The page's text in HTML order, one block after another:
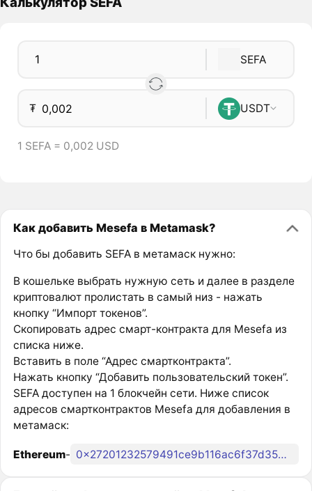
SEFA
₮ USDT
1 SEFA = 0,002 USD
Как добавить Mesefa в Metamask?
Что бы добавить SEFA в метамаск нужно:
В кошельке выбрать нужную сеть и далее в разделе
криптовалют пролистать в самый низ - нажать
кнопку “Импорт токенов”.
Скопировать адрес смарт-контракта для Mesefa из
списка ниже.
Вставить в поле “Адрес смартконтракта”.
Нажать кнопку “Добавить пользовательский токен”.
SEFA доступен на 1 блокчейн сети. Ниже список
адресов смартконтрактов Mesefa для добавления в
метамаск:
Ethereum- 0x27201232579491ce9b116ac6f37d354cc723a2f3